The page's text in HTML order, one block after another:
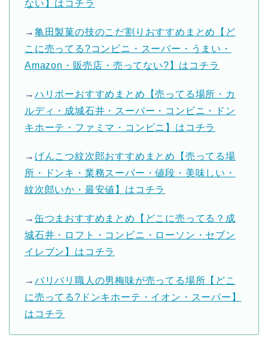
ない】はコチラ
→ 亀田製菓の技のこだ割りおすすめまとめ【ど
こに売ってる?コンビニ・スーパー・うまい・
Amazon・販売店・売ってない?】はコチラ
→ ハリボーおすすめまとめ【売ってる場所・カ
ルディ・成城石井・スーパー・コンビニ・ドン
キホーテ・ファミマ・コンビニ】はコチラ
→ げんこつ紋次郎おすすめまとめ【売ってる場
所・ドンキ・業務スーパー・値段・美味しい・
紋次郎いか・最安値】はコチラ
→ 缶つまおすすめまとめ【どこに売ってる？成
城石井・ロフト・コンビニ・ローソン・セブン
イレブン】はコチラ
→ バリバリ職人の男梅味が売ってる場所【どこ
に売ってる?ドンキホーテ・イオン・スーパー】
はコチラ